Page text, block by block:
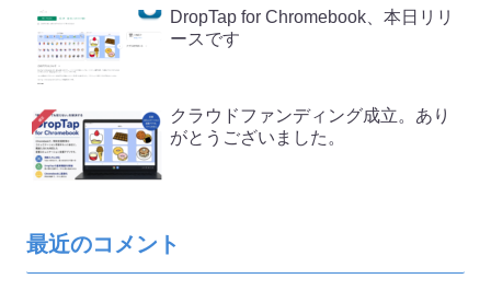
DropTap for Chromebook、本日リリ
ースです
クラウドファンディング成立。あり
がとうございました。
最近のコメント